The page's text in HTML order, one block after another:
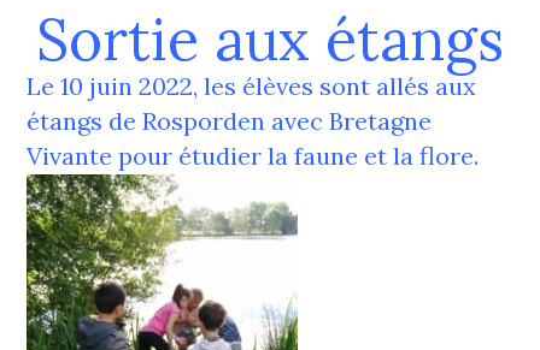
Sortie aux étangs
Le 10 juin 2022, les élèves sont allés aux
étangs de Rosporden avec Bretagne
Vivante pour étudier la faune et la flore.